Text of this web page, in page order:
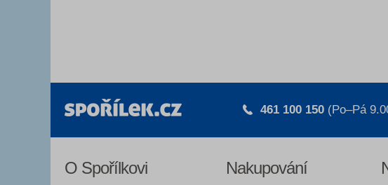
461 100 150 (Po–Pá
O Spořílkovi Nakupování